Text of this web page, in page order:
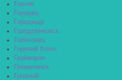
Горняк
Городец
Городище
Городовиковск
Гороховец
Горячий Ключ
Грайворон
Гремячинск
Грозный